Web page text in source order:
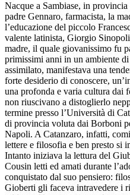
Nacque a Sambiase, in
padre Gennaro, farmacista, la
l’educazione del piccolo
valente latinista, Giorgio
madre, il quale giovanissimo fu
primissimi anni in un ambiente
assimilato, manifestava una
forte desiderio di conoscere,
una profonda e varia cultura dai
non riuscivano a distoglierlo
termine presso l’Università di
di provincia voluta dai Borboni
Napoli. A Catanzaro, infatti,
lettere e filosofia e ben presto si
Intanto iniziava la lettura del
Cousin letti ed amati durante
conquistato dal suo pensiero:
Gioberti gli faceva intravedere i